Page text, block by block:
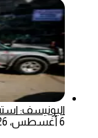
اليونيسف: استشهاد 300 طفل منذ وقف
6 أغسطس، 2026